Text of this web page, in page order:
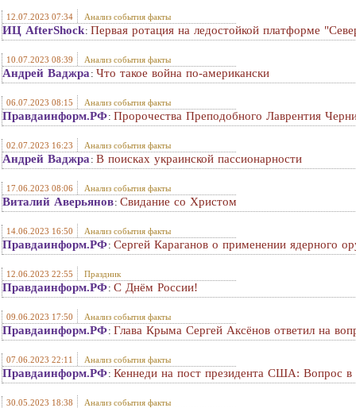
12.07.2023 07:34 Анализ события факты
ИЦ AfterShock: Первая ротация на ледостойкой платформе
10.07.2023 08:39 Анализ события факты
Андрей Ваджра : Что такое война по-американски
06.07.2023 08:15 Анализ события факты
Правдаинформ.РФ: Пророчества Преподобного Лаврентия
02.07.2023 16:23 Анализ события факты
Андрей Ваджра : В поисках украинской пассионарности
17.06.2023 08:06 Анализ события факты
Виталий Аверьянов: Свидание со Христом
14.06.2023 16:50 Анализ события факты
Правдаинформ.РФ: Сергей Караганов о применении ядерного
12.06.2023 22:55 Праздник
Правдаинформ.РФ: С Днём России!
09.06.2023 17:50 Анализ события факты
Правдаинформ.РФ: Глава Крыма Сергей Аксёнов ответил на
07.06.2023 22:11 Анализ события факты
Правдаинформ.РФ: Кеннеди на пост президента США: Вопрос
30.05.2023 18:38 Анализ события факты